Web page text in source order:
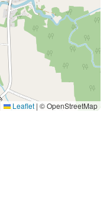
Leaflet | © OpenStreetMap